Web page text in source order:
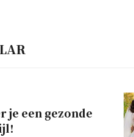
je een gezonde